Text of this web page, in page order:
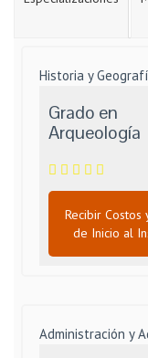
Historia y
Grado en
Arqueología
Recibir Costos
de Inicio al
Administración y